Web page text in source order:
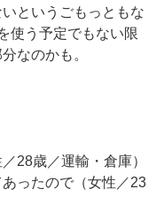
というごもっともな
使う予定でもない限
なのかも。
28歳／運輸・倉庫）
ったので（女性／23